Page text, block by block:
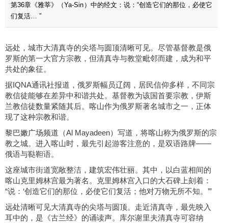
第36章《雅莘》（Ya-Sin）中的经文：说：“创造它们的那位，必使它
们复活… ”
远处，城市大清真寺的尖塔与圆顶清晰可见。尽管基督教是俄
罗斯的第一大官方宗教，但清真寺与教堂毗邻而建，成为和平
共处的象征。
据IQNA通讯社报道，俄罗斯幅员辽阔，居民信仰多样，不同宗
教信徒能够在差异中和谐共处。基督教为该国首要宗教，伊斯
兰教信徒数量紧随其后。喀山作为俄罗斯著名城市之一，正体
现了这种宗教和谐。
黎巴嫩广场频道（Al Mayadeen）写道，将喀山称为俄罗斯的宗
教之城。进入喀山时，最先引起游客注意的，是双语路牌——
俄语与鞑靼语。
这座城市街道宽敞整洁，建筑宏伟壮丽。其中，以白蓝相间的
喀山克里姆林宫最为著名。克里姆林宫入口的大石碑上刻着：
“说：‘创造它们的那位，必使它们复活；他对万物无所不知。’”
远处清晰可见大清真寺的尖塔与圆顶。走近清真寺，最先映入
耳中的，是《古兰经》的诵读声。库尔谢里夫清真寺可容纳